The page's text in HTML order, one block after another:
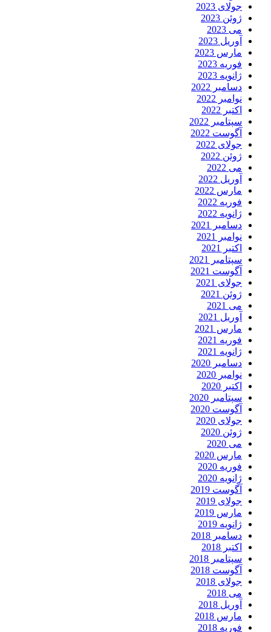
جولای 2023
ژوئن 2023
می 2023
آوریل 2023
مارس 2023
فوریه 2023
ژانویه 2023
دسامبر 2022
نوامبر 2022
اکتبر 2022
سپتامبر 2022
آگوست 2022
جولای 2022
ژوئن 2022
می 2022
آوریل 2022
مارس 2022
فوریه 2022
ژانویه 2022
دسامبر 2021
نوامبر 2021
اکتبر 2021
سپتامبر 2021
آگوست 2021
جولای 2021
ژوئن 2021
می 2021
آوریل 2021
مارس 2021
فوریه 2021
ژانویه 2021
دسامبر 2020
نوامبر 2020
اکتبر 2020
سپتامبر 2020
آگوست 2020
جولای 2020
ژوئن 2020
می 2020
مارس 2020
فوریه 2020
ژانویه 2020
آگوست 2019
جولای 2019
مارس 2019
ژانویه 2019
دسامبر 2018
اکتبر 2018
سپتامبر 2018
آگوست 2018
جولای 2018
می 2018
آوریل 2018
مارس 2018
فوریه 2018